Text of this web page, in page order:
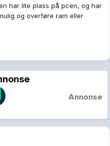
har lite plass på pcen, og har
og overføre ram eller
Annonse